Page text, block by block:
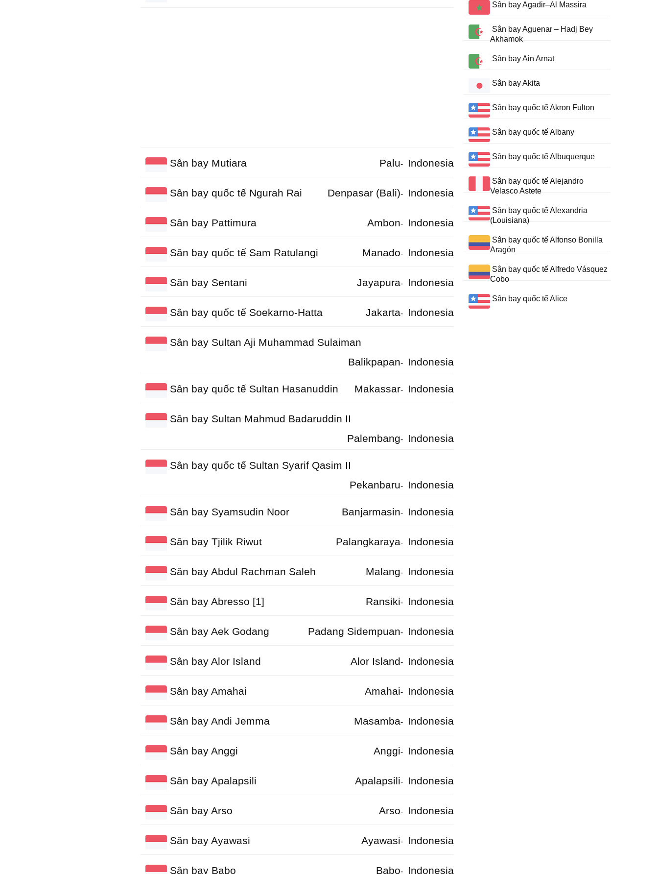
Sân bay Mutiara Palu- Indonesia
Sân bay quốc tế Ngurah Rai Denpasar (Bali)- Indonesia
Sân bay Pattimura Ambon- Indonesia
Sân bay quốc tế Sam Ratulangi Manado- Indonesia
Sân bay Sentani Jayapura- Indonesia
Sân bay quốc tế Soekarno-Hatta Jakarta- Indonesia
Sân bay Sultan Aji Muhammad Sulaiman
Balikpapan- Indonesia
Sân bay quốc tế Sultan Hasanuddin Makassar- Indonesia
Sân bay Sultan Mahmud Badaruddin II
Palembang- Indonesia
Sân bay quốc tế Sultan Syarif Qasim II
Pekanbaru- Indonesia
Sân bay Syamsudin Noor Banjarmasin- Indonesia
Sân bay Tjilik Riwut Palangkaraya- Indonesia
Sân bay Abdul Rachman Saleh Malang- Indonesia
Sân bay Abresso [1] Ransiki- Indonesia
Sân bay Aek Godang Padang Sidempuan- Indonesia
Sân bay Alor Island Alor Island- Indonesia
Sân bay Amahai Amahai- Indonesia
Sân bay Andi Jemma Masamba- Indonesia
Sân bay Anggi Anggi- Indonesia
Sân bay Apalapsili Apalapsili- Indonesia
Sân bay Arso Arso- Indonesia
Sân bay Ayawasi Ayawasi- Indonesia
Sân bay Babo Babo- Indonesia
Sân bay Agadir–Al Massira
Sân bay Aguenar – Hadj Bey
Akhamok
Sân bay Ain Arnat
Sân bay Akita
Sân bay quốc tế Akron Fulton
Sân bay quốc tế Albany
Sân bay quốc tế Albuquerque
Sân bay quốc tế Alejandro
Velasco Astete
Sân bay quốc tế Alexandria
(Louisiana)
Sân bay quốc tế Alfonso Bonilla
Aragón
Sân bay quốc tế Alfredo Vásquez
Cobo
Sân bay quốc tế Alice